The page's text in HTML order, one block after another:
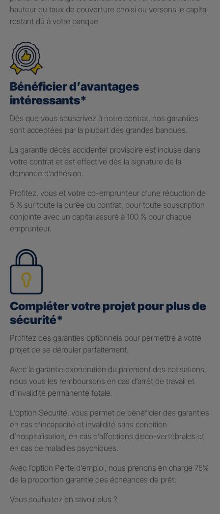
hauteur du taux de couverture choisi ou versons le capital
restant dû à votre banque
Bénéficier d’avantages
intéressants*
Dès que vous souscrivez à notre contrat, nos garanties
sont acceptées par la plupart des grandes banques.
La garantie décès accidentel provisoire est incluse dans
votre contrat et est effective dès la signature de la
demande d’adhésion.
Profitez, vous et votre co-emprunteur d’une réduction de
5 % sur toute la durée du contrat, pour toute souscription
conjointe avec un capital assuré à 100 % pour chaque
emprunteur.
Compléter votre projet pour plus de
sécurité*
Profitez des garanties optionnels pour permettre à votre
projet de se dérouler parfaitement.
Avec la garantie exonération du paiement des cotisations,
nous vous les remboursons en cas d’arrêt de travail et
d’invalidité permanente totale.
L’option Sécurité, vous permet de bénéficier des garanties
en cas d’incapacité et invalidité sans condition
d’hospitalisation, en cas d’affections disco-vertébrales et
en cas de maladies psychiques.
Avec l’option Perte d’emploi, nous prenons en charge 75%
de la proportion garantie des échéances de prêt.
Vous souhaitez en savoir plus ?